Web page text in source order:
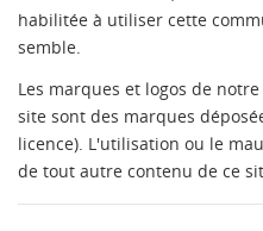
habilitée à utiliser cette
semble.
Les marques et logos de
site sont des marques
licence). L'utilisation ou le
de tout autre contenu de ce
Annuler